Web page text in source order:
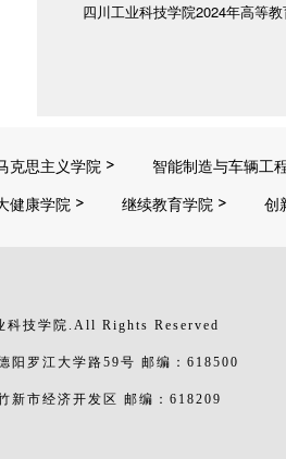
四川工业科技学院2024年高等
克思主义学院 智能制造与车辆工
健康学院
继续教育学院 创
科技学院.All Rights Reserved
阳罗江大学路59号 邮编：618500
新市经济开发区 邮编：618209